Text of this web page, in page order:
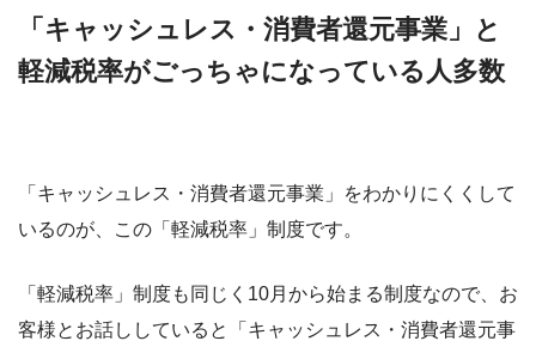
「キャッシュレス・消費者還元事業」と
軽減税率がごっちゃになっている人多数
「キャッシュレス・消費者還元事業」をわかりにくくして
いるのが、この「軽減税率」制度です。
「軽減税率」制度も同じく10月から始まる制度なので、お
客様とお話ししていると「キャッシュレス・消費者還元事